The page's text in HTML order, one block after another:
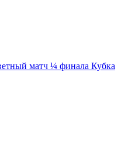
матч ¼ финала Кубка